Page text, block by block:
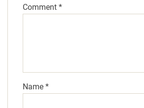
Comment *
Name *